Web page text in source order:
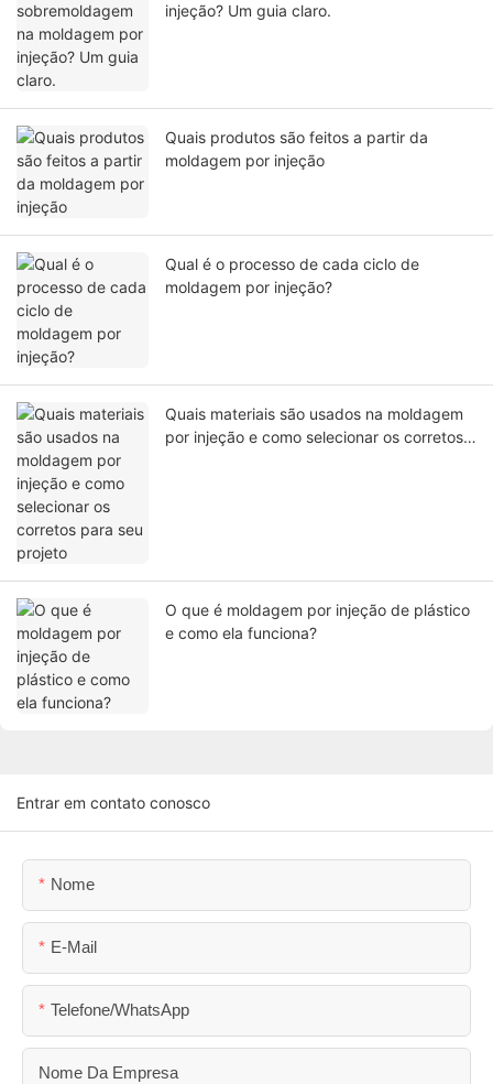
injeção? Um guia claro.
Quais produtos são feitos a partir da
moldagem por injeção
Qual é o processo de cada ciclo de
moldagem por injeção?
Quais materiais são usados ​​na moldagem
por injeção e como selecionar os corretos
O que é moldagem por injeção de plástico
e como ela funciona?
Entrar em contato conosco
Nome
E-Mail
Telefone/WhatsApp
Nome Da Empresa